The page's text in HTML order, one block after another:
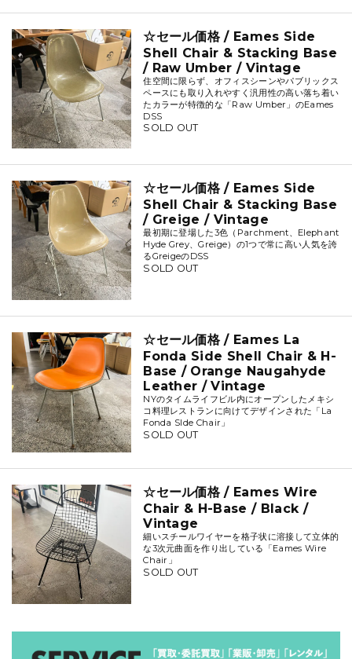
☆セール価格 / Eames Side
Shell Chair & Stacking Base
/ Raw Umber / Vintage
住空間に限らず、オフィスシーンやパブリックス
ペースにも取り入れやすく汎用性の高い落ち着い
たカラーが特徴的な「Raw Umber」のEames
DSS
SOLD OUT
☆セール価格 / Eames Side
Shell Chair & Stacking Base
/ Greige / Vintage
最初期に登場した3色（Parchment、Elephant
Hyde Grey、Greige）の1つで常に高い人気を誇
るGreigeのDSS
SOLD OUT
☆セール価格 / Eames La
Fonda Side Shell Chair & H-
Base / Orange Naugahyde
Leather / Vintage
NYのタイムライフビル内にオープンしたメキシ
コ料理レストランに向けてデザインされた「La
Fonda SIde Chair」
SOLD OUT
☆セール価格 / Eames Wire
Chair & H-Base / Black /
Vintage
細いスチールワイヤーを格子状に溶接して立体的
な3次元曲面を作り出している「Eames Wire
Chair」
SOLD OUT